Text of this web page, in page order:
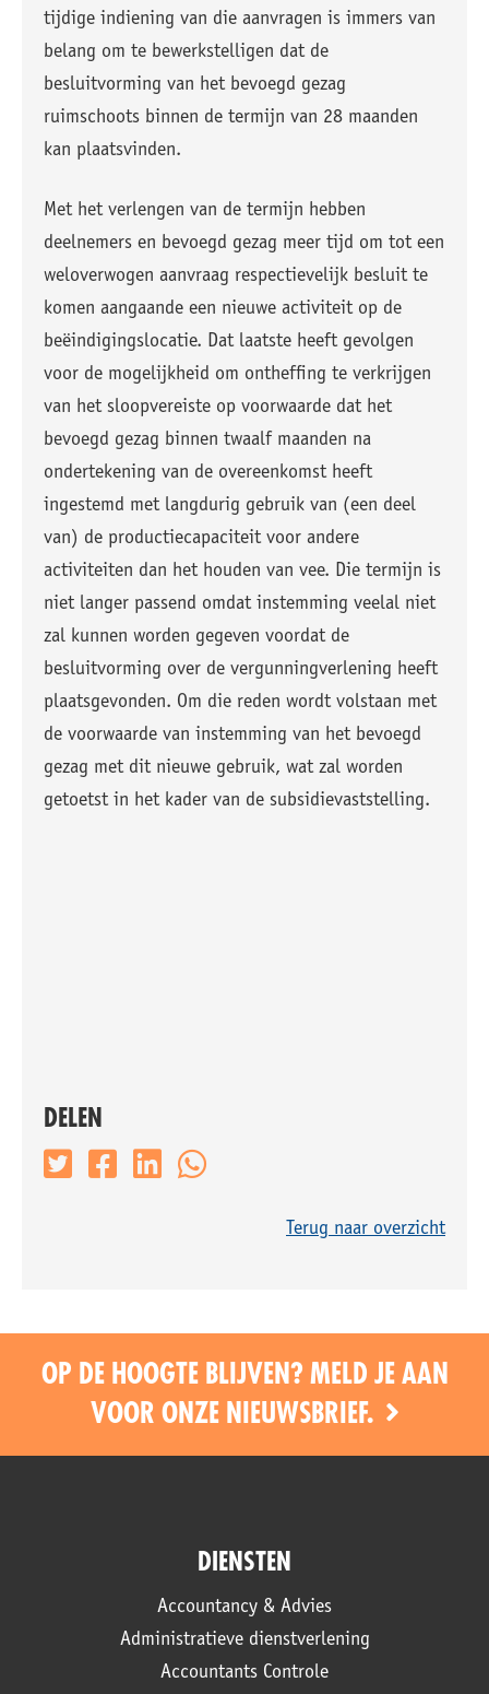
tijdige indiening van die aanvragen is immers van
belang om te bewerkstelligen dat de
besluitvorming van het bevoegd gezag
ruimschoots binnen de termijn van 28 maanden
kan plaatsvinden.
Met het verlengen van de termijn hebben
deelnemers en bevoegd gezag meer tijd om tot een
weloverwogen aanvraag respectievelijk besluit te
komen aangaande een nieuwe activiteit op de
beëindigingslocatie. Dat laatste heeft gevolgen
voor de mogelijkheid om ontheffing te verkrijgen
van het sloopvereiste op voorwaarde dat het
bevoegd gezag binnen twaalf maanden na
ondertekening van de overeenkomst heeft
ingestemd met langdurig gebruik van (een deel
van) de productiecapaciteit voor andere
activiteiten dan het houden van vee. Die termijn is
niet langer passend omdat instemming veelal niet
zal kunnen worden gegeven voordat de
besluitvorming over de vergunningverlening heeft
plaatsgevonden. Om die reden wordt volstaan met
de voorwaarde van instemming van het bevoegd
gezag met dit nieuwe gebruik, wat zal worden
getoetst in het kader van de subsidievaststelling.
DELEN
Terug naar overzicht
OP DE HOOGTE BLIJVEN? MELD JE AAN
VOOR ONZE NIEUWSBRIEF.
DIENSTEN
Accountancy & Advies
Administratieve dienstverlening
Accountants Controle